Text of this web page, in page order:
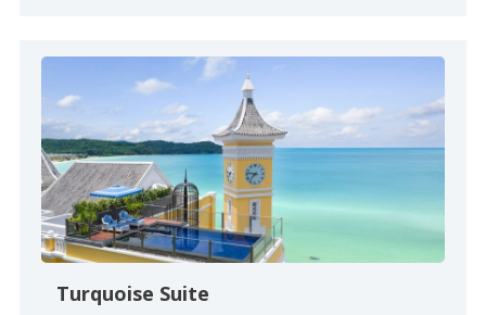
Turquoise Suite